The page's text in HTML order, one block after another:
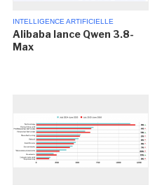
INTELLIGENCE ARTIFICIELLE
Alibaba lance Qwen 3.8-
Max